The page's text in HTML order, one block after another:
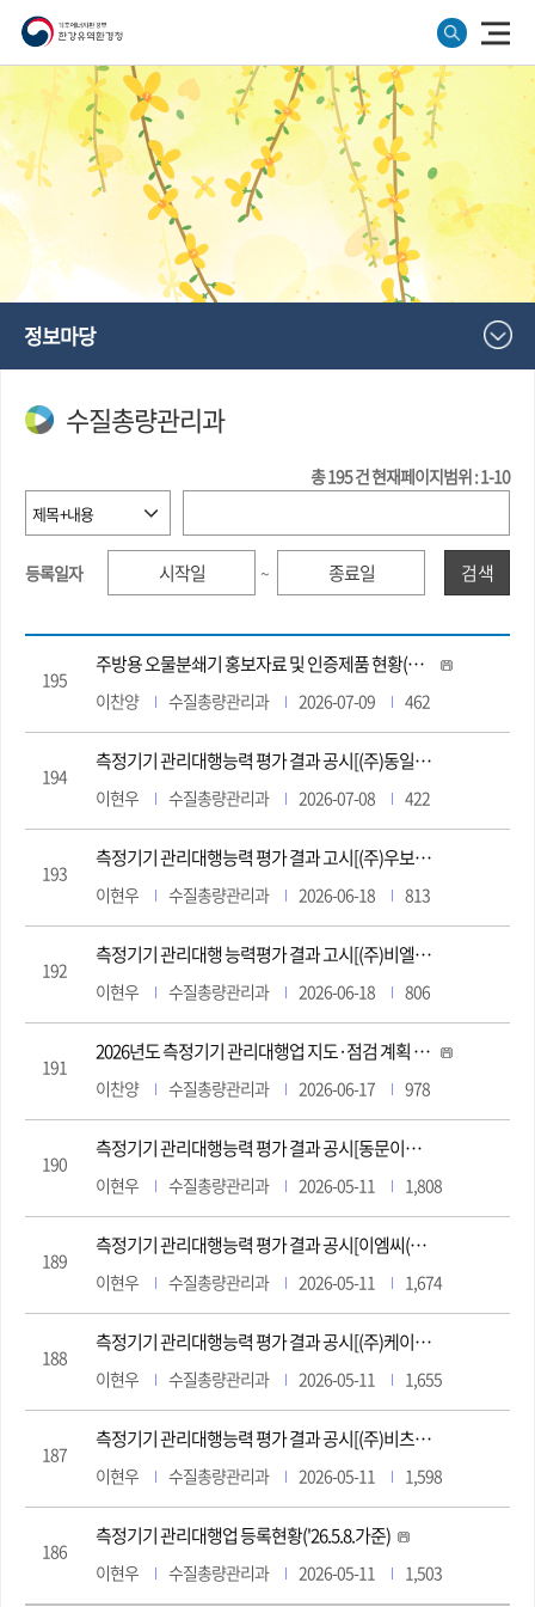
정보마당
수질총량관리과
총195건현재페이지범위 : 1-10
등록일자 ~ 검색
195
주방용 오물분쇄기 홍보자료 및 인증제품 현황(2026.6.15. 기준)
이찬양 수질총량관리과 2026-07-09 462
194
측정기기 관리대행능력 평가 결과 공시[(주)동일그린시스]
이현우 수질총량관리과 2026-07-08 422
193
측정기기 관리대행능력 평가 결과 고시[(주)우보환경시스템]
이현우 수질총량관리과 2026-06-18 813
192
측정기기 관리대행 능력평가 결과 고시[(주)비엘이엔아이]
이현우 수질총량관리과 2026-06-18 806
191
2026년도 측정기기 관리대행업 지도·점검 계획 알림
이찬양 수질총량관리과 2026-06-17 978
190
측정기기 관리대행능력 평가 결과 공시[동문이엔티(주)]
이현우 수질총량관리과 2026-05-11 1,808
189
측정기기 관리대행능력 평가 결과 공시[이엠씨(주)]
이현우 수질총량관리과 2026-05-11 1,674
188
측정기기 관리대행능력 평가 결과 공시[(주)케이디티엠에스]
이현우 수질총량관리과 2026-05-11 1,655
187
측정기기 관리대행능력 평가 결과 공시[(주)비츠로시스]
이현우 수질총량관리과 2026-05-11 1,598
186
측정기기 관리대행업 등록현황('26.5.8.가준)
이현우 수질총량관리과 2026-05-11 1,503